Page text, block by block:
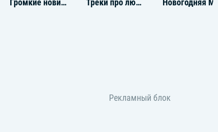
Громкие новинки: Сентябрь 2024 Треки про любовь из TikTok